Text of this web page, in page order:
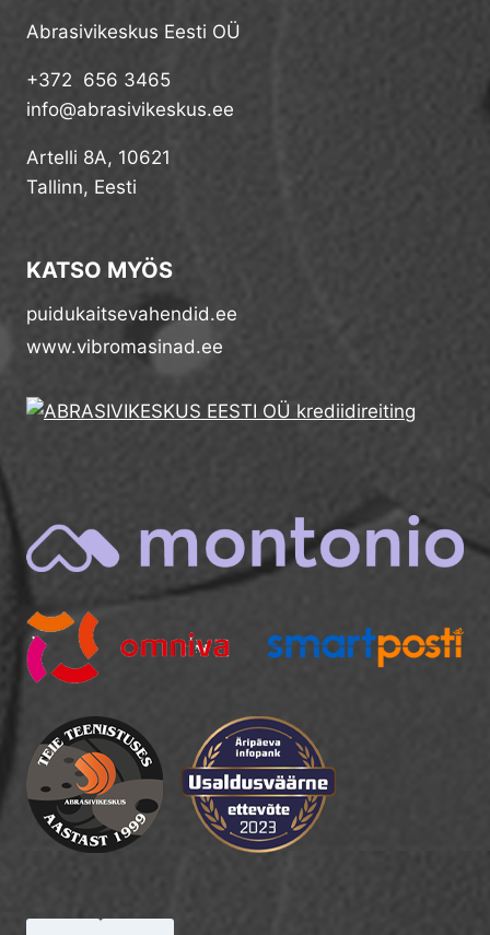
Abrasivikeskus Eesti OÜ
+372 656 3465
info@abrasivikeskus.ee
Artelli 8A, 10621
Tallinn, Eesti
KATSO MYÖS
puidukaitsevahendid.ee
www.vibromasinad.ee